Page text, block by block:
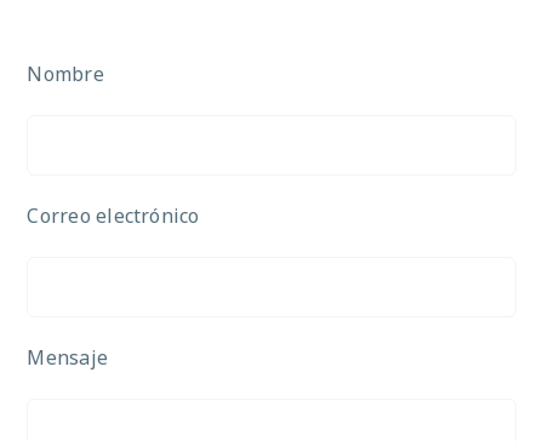
Nombre
Correo electrónico
Mensaje